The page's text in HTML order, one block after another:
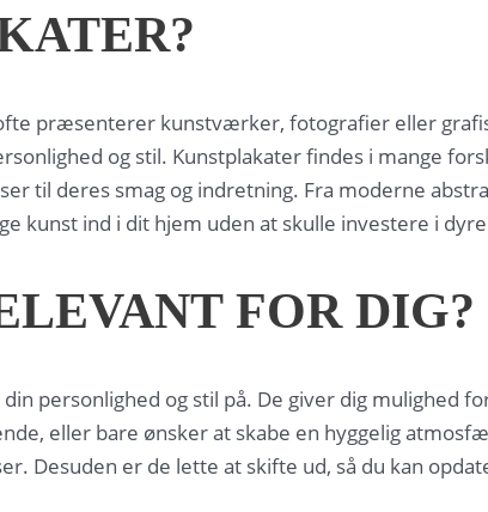
præsenterer kunstværker, fotografier eller
og stil. Kunstplakater findes i mange
til deres smag og indretning. Fra moderne
kunst ind i dit hjem uden at skulle investere i
FOR DIG?
personlighed og stil på. De giver dig mulighed
eller bare ønsker at skabe en hyggelig
Desuden er de lette at skifte ud, så du kan